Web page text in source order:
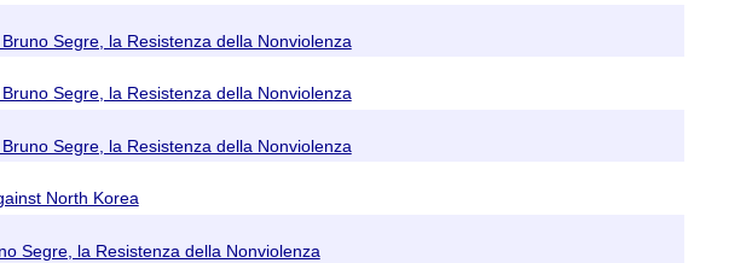
Segre, la Resistenza della Nonviolenza
Segre, la Resistenza della Nonviolenza
Segre, la Resistenza della Nonviolenza
North Korea
Segre, la Resistenza della Nonviolenza